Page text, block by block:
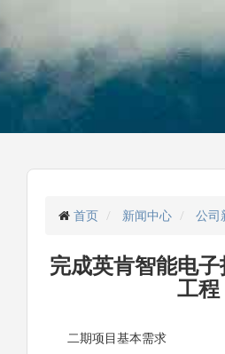
首页 新闻中心 公司
完成英肯智能电
工程
二期项目基本需求